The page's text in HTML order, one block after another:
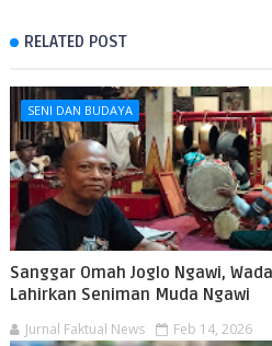
RELATED POST
SENI DAN BUDAYA
Sanggar Omah Joglo Ngawi,
Lahirkan Seniman Muda Ngawi
Jurnal Faktual News Feb 14, 2026